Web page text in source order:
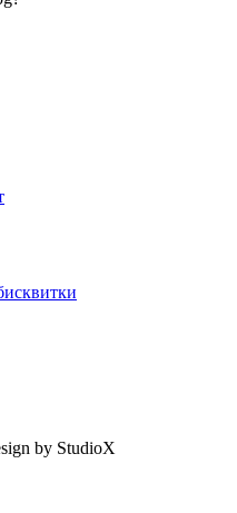
by StudioX